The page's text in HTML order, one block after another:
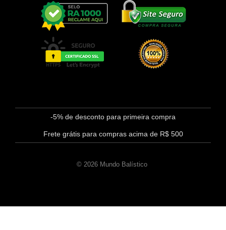
-5% de desconto para primeira compra
Frete grátis para compras acima de R$ 500
© 2026 Mundo Balístico